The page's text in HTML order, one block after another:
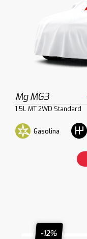
Mg MG3
1.5L MT 2WD Standard
Gasolina
-12%